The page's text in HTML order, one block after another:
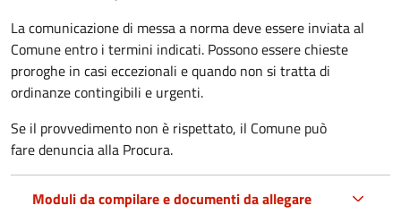
La comunicazione di messa a norma deve essere inviata al
Comune entro i termini indicati. Possono essere chieste
proroghe in casi eccezionali e quando non si tratta di
ordinanze contingibili e urgenti.
Se il provvedimento non è rispettato, il Comune può
fare denuncia alla Procura.
Moduli da compilare e documenti da allegare